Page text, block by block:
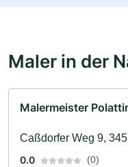
Maler in der
Malermeister
Caßdorfer Weg 9,
0.0
(0)